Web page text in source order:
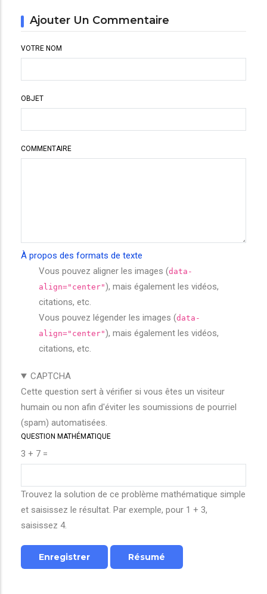
Ajouter Un Commentaire
VOTRE NOM
OBJET
COMMENTAIRE
À propos des formats de texte
Vous pouvez aligner les images (data-
align="center"), mais également les vidéos,
citations, etc.
Vous pouvez légender les images (data-
align="center"), mais également les vidéos,
citations, etc.
CAPTCHA
Cette question sert à vérifier si vous êtes un visiteur
humain ou non afin d'éviter les soumissions de pourriel
(spam) automatisées.
QUESTION MATHÉMATIQUE
3 + 7 =
Trouvez la solution de ce problème mathématique simple
et saisissez le résultat. Par exemple, pour 1 + 3,
saisissez 4.